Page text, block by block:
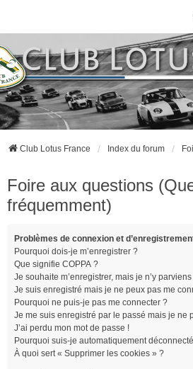
Club Lotus France Index du forum
Foire aux questions
fréquemment)
Problèmes de connexion et
Pourquoi dois-je m’enregistrer ?
Que signifie COPPA ?
Je souhaite m’enregistrer, mais je n’y
Je suis enregistré mais je ne peux pas me
Pourquoi ne puis-je pas me connecter ?
Je me suis enregistré par le passé mais je ne
J’ai perdu mon mot de passe !
Pourquoi suis-je automatiquement
À quoi sert « Supprimer les cookies » ?